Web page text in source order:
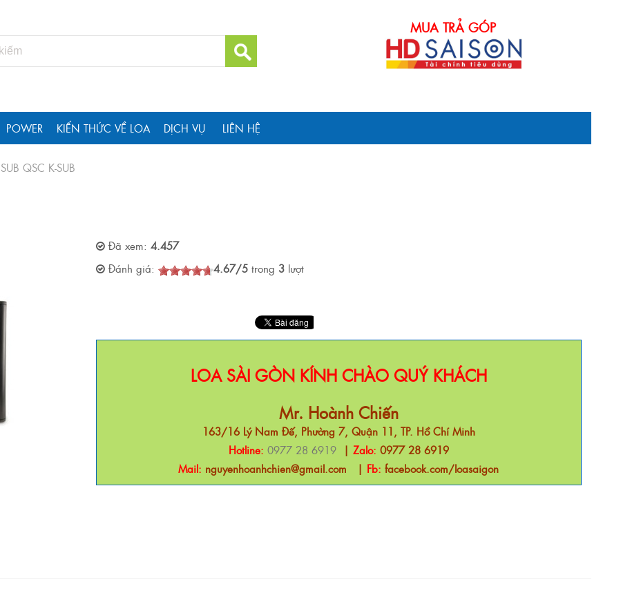
MUA TRẢ GÓP
POWER KIẾN THỨC VỀ LOA DỊCH VỤ LIÊN HỆ
SUB QSC K-SUB
Đã xem: 4.457
Đánh giá:
4.67/5 trong 3lượt
LOA SÀI GÒN KÍNH CHÀO QUÝ KHÁCH
Mr. Hoành Chiến
163/16 Lý Nam Đế, Phường 7, Quận 11, TP. Hồ Chí Minh
Hotline: 0977 28 6919| Zalo: 0977 28 6919
Mail: nguyenhoanhchien@gmail.com | Fb:facebook.com/loasaigon